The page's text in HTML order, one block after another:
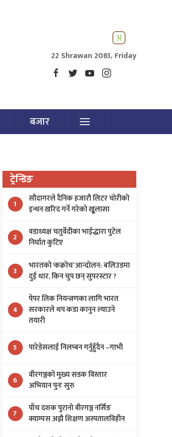
22 Shrawan 2083, Friday
बजार
ट्रेन्डिङ
1
सौदागरले दैनिक हजारौ लिटर चोरीको
इन्धन खरिद गर्ने गरेको खुृलासा
2
वडाध्यक्ष चतुर्वेदीका भाईद्धारा पुटेल
निर्घात कुटिए
3
भारतको ‘कक्रोच’ आन्दोलन: बलिउडमा
दुई धार, किन चुप छन् सुपरस्टार ?
4
पेपर लिक नियन्त्रणका लागि भारत
सरकारले थप कडा कानुन ल्याउने
तयारी
5 पारेडेसलाई निलम्बन गर्नुहुँदैन –गाभी
6
वीरगञ्जको मुख्य सडक विस्तार
अभियान पुनः सुरु
7
पाँच दशक पुरानो वीरगञ्ज नर्सिङ
क्याम्पस अझै शिक्षण अस्पतालविहीन